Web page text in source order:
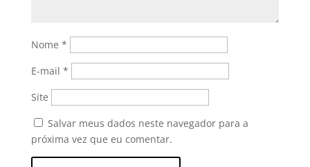
Nome *
E-mail *
Site
Salvar meus dados neste navegador para a
próxima vez que eu comentar.